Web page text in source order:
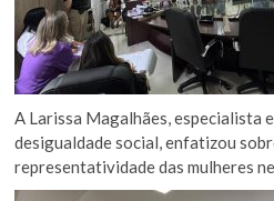
A Larissa Magalhães, especialista
desigualdade social, enfatizou
representatividade das mulheres